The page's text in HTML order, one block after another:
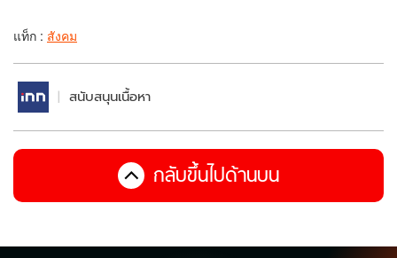
แท็ก : สังคม
สนับสนุนเนื้อหา
กลับขึ้นไปด้านบน